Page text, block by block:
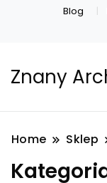
Blog
Znany
Home Sklep